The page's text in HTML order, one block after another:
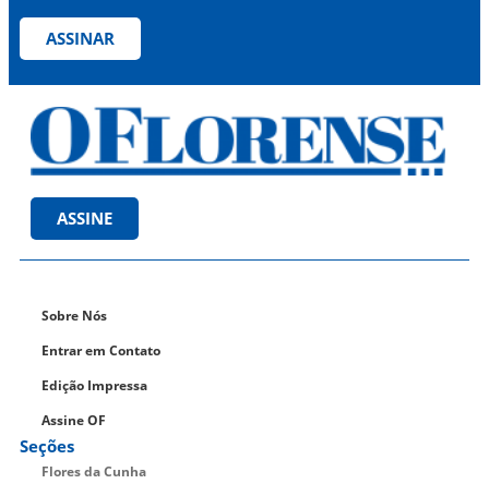
ASSINAR
ASSINE
Sobre Nós
Entrar em Contato
Edição Impressa
Assine OF
Seções
Flores da Cunha